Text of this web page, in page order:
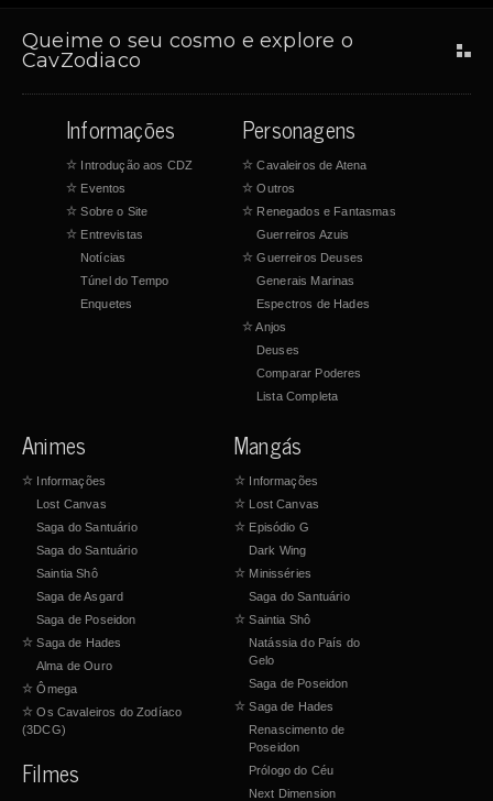
Queime o seu cosmo e explore o
CavZodiaco
Informações
☆ Introdução aos CDZ
☆ Eventos
☆ Sobre o Site
☆ Entrevistas
Notícias
Túnel do Tempo
Enquetes
Personagens
☆ Cavaleiros de Atena
☆ Outros
☆ Renegados e Fantasmas
Guerreiros Azuis
☆ Guerreiros Deuses
Generais Marinas
Espectros de Hades
☆Anjos
Deuses
Comparar Poderes
Lista Completa
Animes
☆ Informações
Lost Canvas
Saga do Santuário
Saga do Santuário
Saintia Shô
Saga de Asgard
Saga de Poseidon
☆ Saga de Hades
Alma de Ouro
☆ Ômega
☆ Os Cavaleiros do Zodíaco
(3DCG)
Filmes
Mangás
☆ Informações
☆ Lost Canvas
☆ Episódio G
Dark Wing
☆ Minisséries
Saga do Santuário
☆ Saintia Shô
Natássia do País do
Gelo
Saga de Poseidon
☆ Saga de Hades
Renascimento de
Poseidon
Prólogo do Céu
Next Dimension